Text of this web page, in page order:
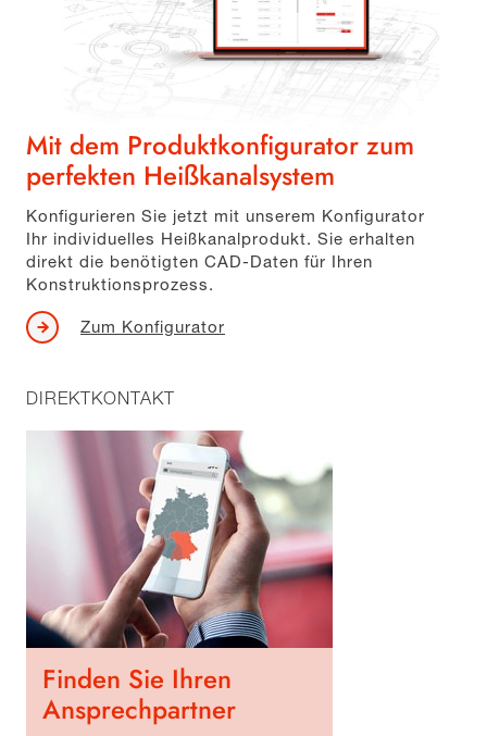
Mit dem Produktkonfigurator zum
perfekten Heißkanalsystem
Konfigurieren Sie jetzt mit unserem Konfigurator
Ihr individuelles Heißkanalprodukt. Sie erhalten
direkt die benötigten CAD-Daten für Ihren
Konstruktionsprozess.
Zum Konfigurator
DIREKTKONTAKT
Finden Sie Ihren
Ansprechpartner